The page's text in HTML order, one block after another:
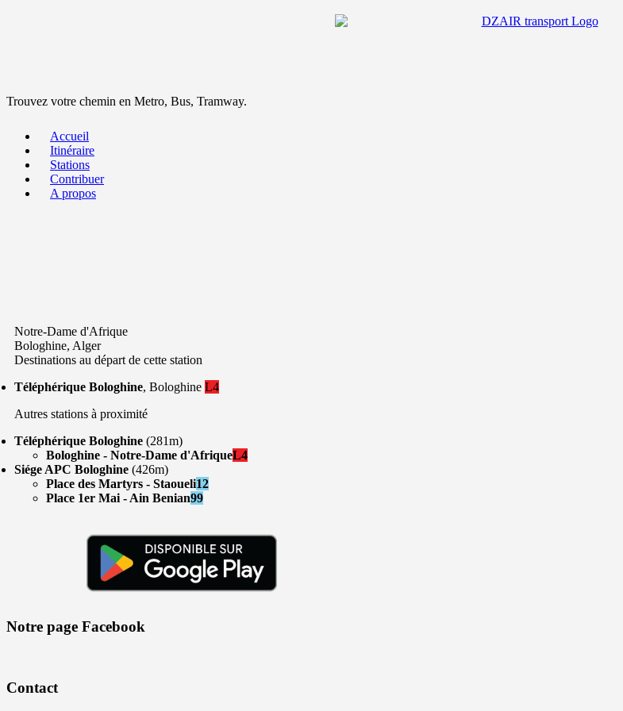
Trouvez votre chemin en Metro, Bus, Tramway.
Accueil
Itinéraire
Stations
Contribuer
A propos
Notre-Dame d'Afrique
Bologhine, Alger
Destinations au départ de cette station
Téléphérique Bologhine, Bologhine L4
Autres stations à proximité
Téléphérique Bologhine (281m)
Bologhine - Notre-Dame d'AfriqueL4
Siége APC Bologhine (426m)
Place des Martyrs - Staoueli12
Place 1er Mai - Ain Benian99
Notre page Facebook
Contact